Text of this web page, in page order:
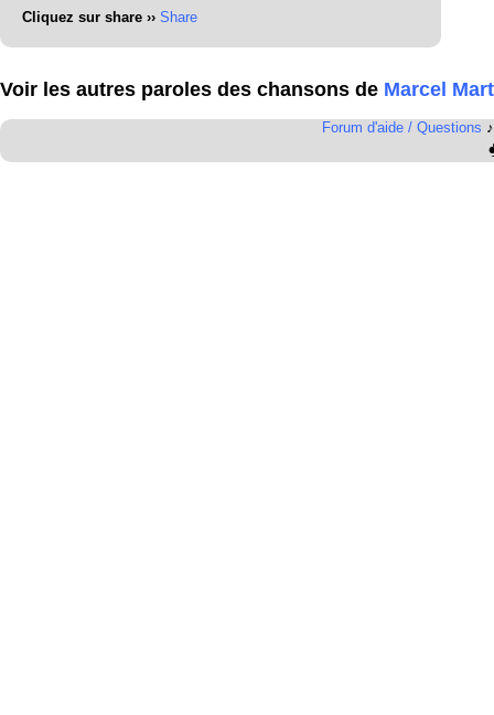
Cliquez sur share ›› Share
Voir les autres paroles des chansons de Marcel
Forum d'aide / Questions